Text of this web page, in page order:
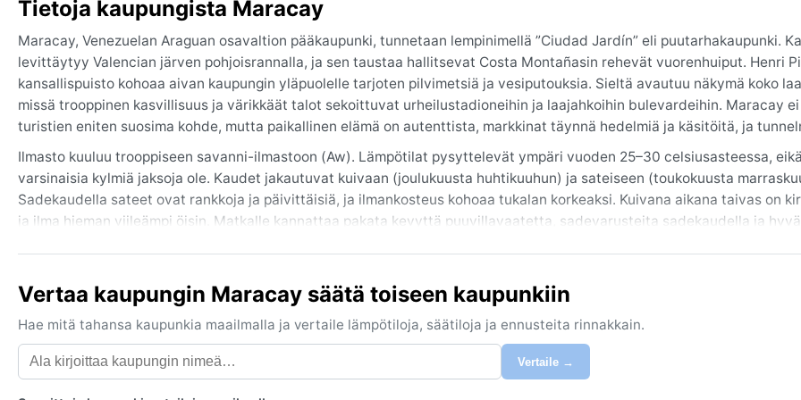
Tietoja kaupungista Maracay
Maracay, Venezuelan Araguan osavaltion pääkaupunki, tunnetaan lempinimellä ”Ciudad Jardín” eli puutarhakaupunki.
levittäytyy Valencian järven pohjoisrannalla, ja sen taustaa hallitsevat Costa Montañasin rehevät vuorenhuiput. Henri
kansallispuisto kohoaa aivan kaupungin yläpuolelle tarjoten pilvimetsiä ja vesiputouksia. Sieltä avautuu näkymä koko
missä trooppinen kasvillisuus ja värikkäät talot sekoittuvat urheilustadioneihin ja laajahkoihin bulevardeihin. Maracay
turistien eniten suosima kohde, mutta paikallinen elämä on autenttista, markkinat täynnä hedelmiä ja käsitöitä, ja
Ilmasto kuuluu trooppiseen savanni-ilmastoon (Aw). Lämpötilat pysyttelevät ympäri vuoden 25–30 celsiusasteessa, eikä
varsinaisia kylmiä jaksoja ole. Kaudet jakautuvat kuivaan (joulukuusta huhtikuuhun) ja sateiseen (toukokuusta
Sadekaudella sateet ovat rankkoja ja päivittäisiä, ja ilmankosteus kohoaa tukalan korkeaksi. Kuivana aikana taivas on
ja ilma hieman viileämpi öisin. Matkalle kannattaa pakata kevyttä puuvillavaatetta, sadevarusteita sadekaudella ja hyvä
Hurrikaaneja Venezuelassa ei yleensä esiinny, mutta voimakkaita ukkosmyrskyjä voi puhjeta sadekaudella, joskus
kaatosateiden kera. Vuoristoisessa maastossa esiintyy toisinaan sumua, erityisesti aamuisin, ja kaupungin läpi virtaava
helpotusta kosteuteen. Maracayn ilmasto on tasaisen lämmin, mutta sateinen jakso saattaa yllättää, siksi vedenpitävät
eivät ole koskaan turhia.
Vertaa kaupungin Maracay säätä toiseen kaupunkiin
Hae mitä tahansa kaupunkia maailmalla ja vertaile lämpötiloja, säätiloja ja ennusteita rinnakkain.
Vertaile →